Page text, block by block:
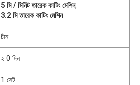
5 মি / মিনিট তারেক কাটিং মেশিন,
3.2 মি তারেক কাটিং মেশিন
চীন
২ 0 দিন
1 সেট